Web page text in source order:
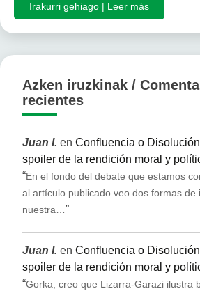
Irakurri gehiago | Leer más
Azken iruzkinak /
recientes
Juan I. en Confluencia o
spoiler de la rendición moral y
“En el fondo del debate que estamos
al artículo publicado veo dos formas de
nuestra…”
Juan I. en Confluencia o
spoiler de la rendición moral y
“Gorka, creo que Lizarra-Garazi ilustra